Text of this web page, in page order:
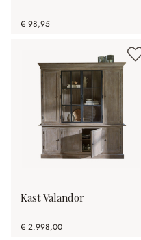
€ 98,95
Kast Valandor
€ 2.998,00